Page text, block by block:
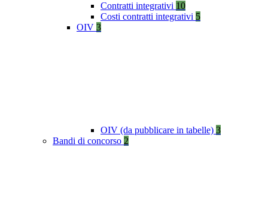
Contratti integrativi 10
Costi contratti integrativi 5
OIV 3
OIV (da pubblicare in tabelle) 3
Bandi di concorso 2